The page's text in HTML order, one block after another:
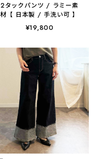
2タックパンツ / ラミー素
材【 日本製 / 手洗い可 】
¥19,800